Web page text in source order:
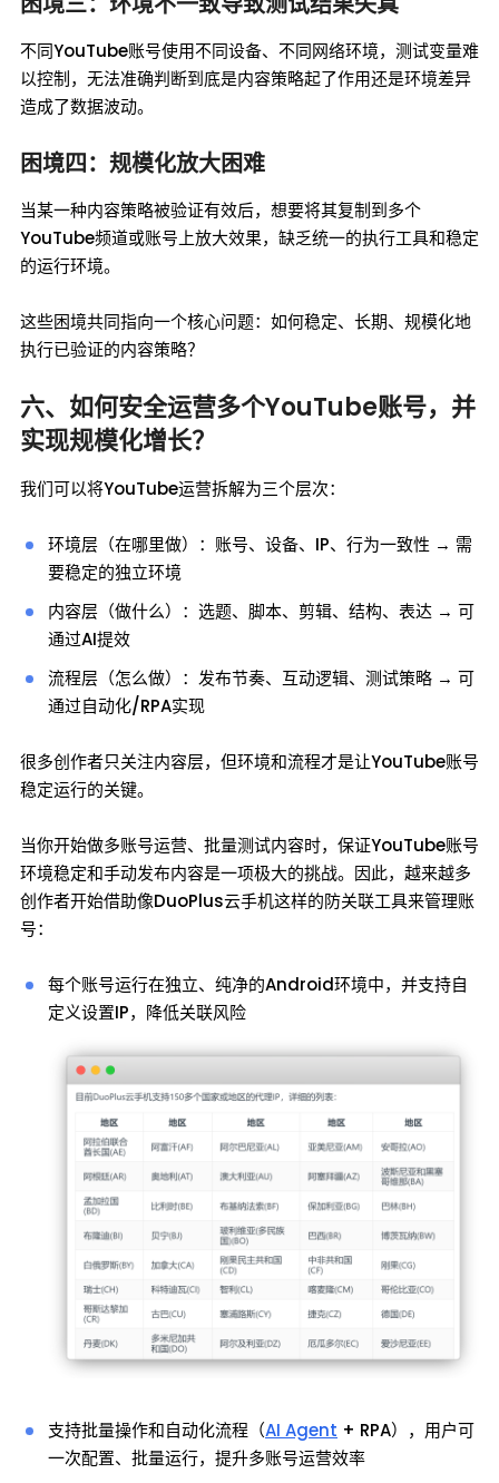
不同YouTube账号使用不同设备、不同网络环境，测试变量难
以控制，无法准确判断到底是内容策略起了作用还是环境差异
造成了数据波动。
困境四：规模化放大困难
当某一种内容策略被验证有效后，想要将其复制到多个
YouTube频道或账号上放大效果，缺乏统一的执行工具和稳定
的运行环境。
这些困境共同指向一个核心问题：如何稳定、长期、规模化地
执行已验证的内容策略？
六、如何安全运营多个YouTube账号，并
实现规模化增长？
我们可以将YouTube运营拆解为三个层次：
环境层（在哪里做）：账号、设备、IP、行为一致性 → 需
要稳定的独立环境
内容层（做什么）：选题、脚本、剪辑、结构、表达 → 可
通过AI提效
流程层（怎么做）：发布节奏、互动逻辑、测试策略 → 可
通过自动化/RPA实现
很多创作者只关注内容层，但环境和流程才是让YouTube账号
稳定运行的关键。
当你开始做多账号运营、批量测试内容时，保证YouTube账号
环境稳定和手动发布内容是一项极大的挑战。因此，越来越多
创作者开始借助像DuoPlus云手机这样的防关联工具来管理账
号：
每个账号运行在独立、纯净的Android环境中，并支持自
定义设置IP，降低关联风险
支持批量操作和自动化流程（AI Agent + RPA），用户可
一次配置、批量运行，提升多账号运营效率